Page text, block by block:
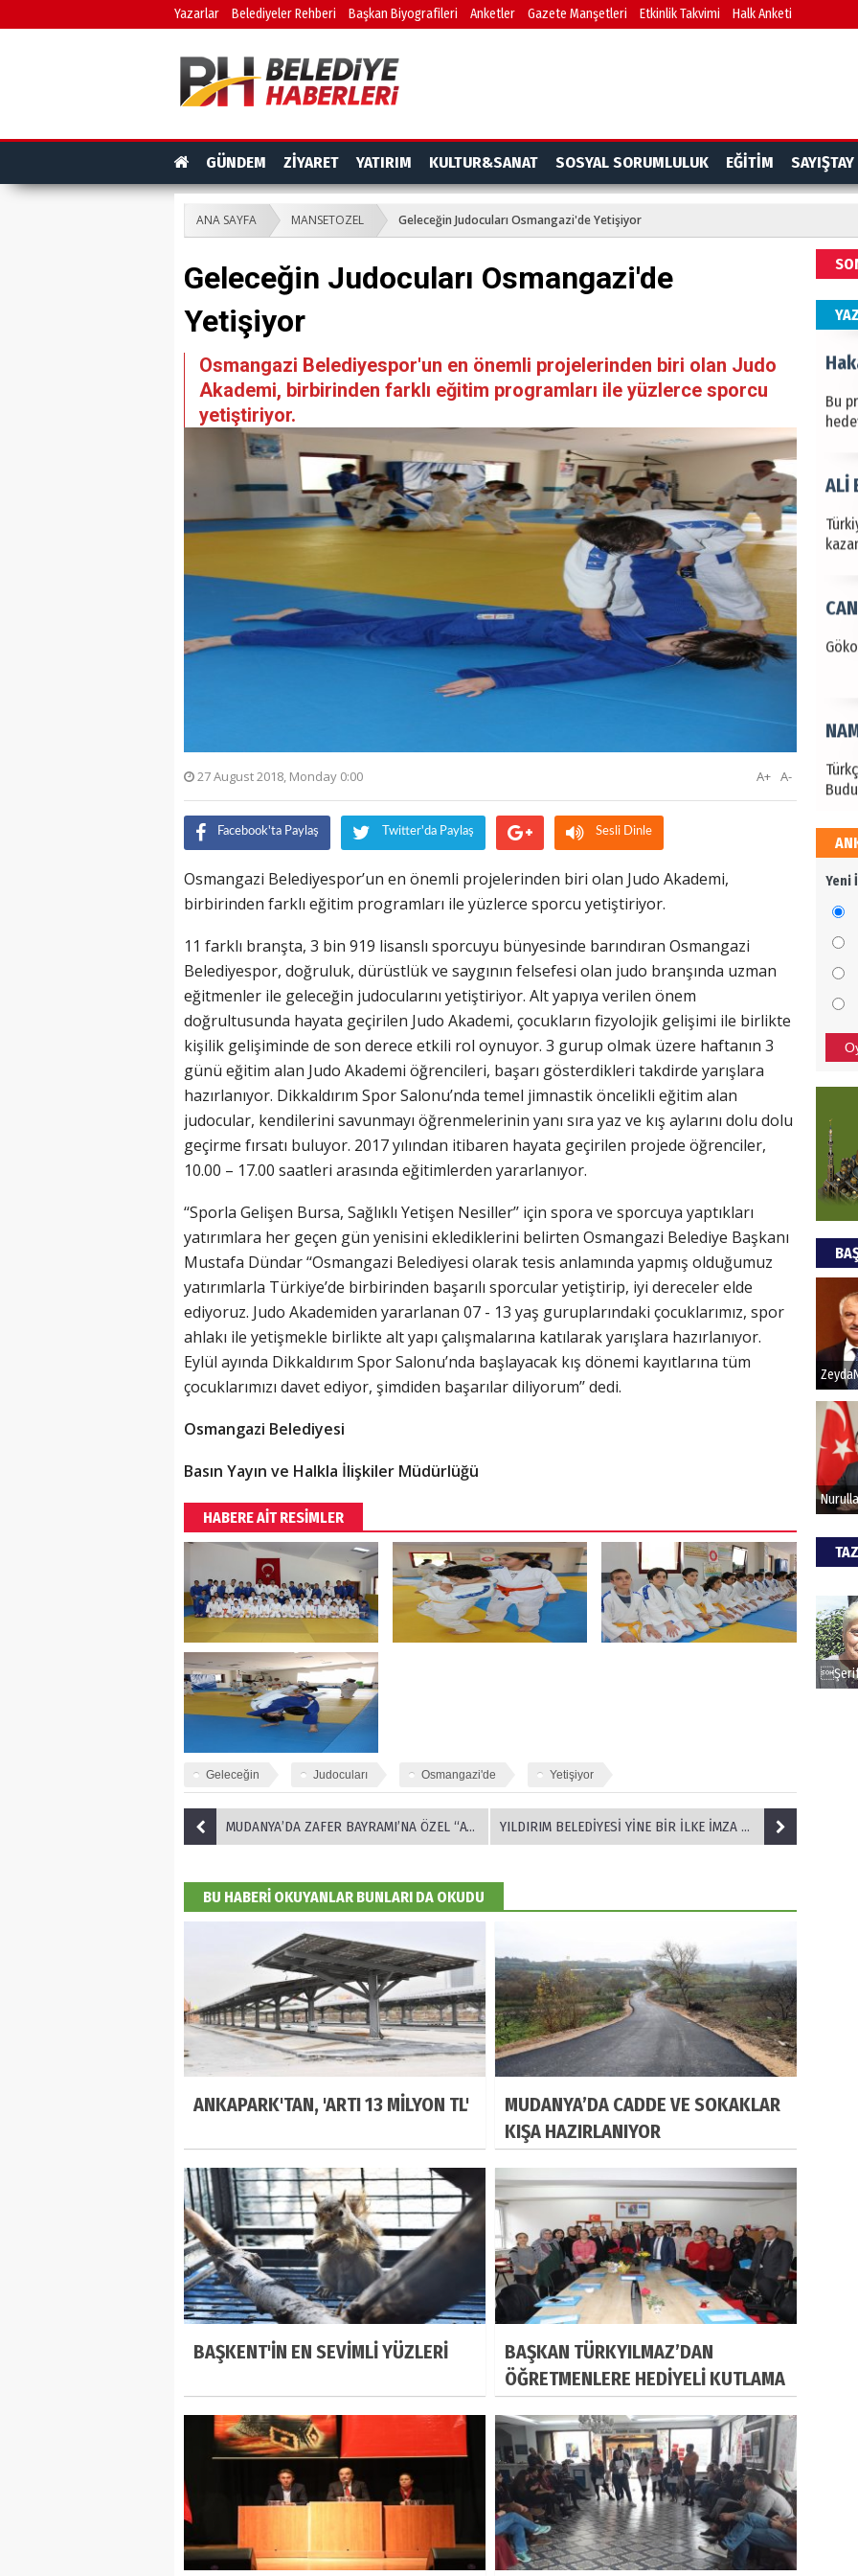
Yazarlar Belediyeler Rehberi Başkan Biyografileri Anketler Gazete Manşetleri Etkinlik Takvimi Halk Anketi
GÜNDEM ZİYARET YATIRIM KULTUR&SANAT SOSYAL SORUMLULUK EĞİTİM SAYIŞTAY
ANA SAYFA MANSETOZEL Geleceğin Judocuları Osmangazi'de Yetişiyor
Geleceğin Judocuları Osmangazi'de
Yetişiyor
Osmangazi Belediyespor'un en önemli projelerinden biri olan Judo
Akademi, birbirinden farklı eğitim programları ile yüzlerce sporcu
yetiştiriyor.
27 August 2018, Monday 0:00 A-
A+
Facebook'ta Paylaş Twitter'da Paylaş Sesli Dinle
Osmangazi Belediyespor’un en önemli projelerinden biri olan Judo Akademi,
birbirinden farklı eğitim programları ile yüzlerce sporcu yetiştiriyor.
11 farklı branşta, 3 bin 919 lisanslı sporcuyu bünyesinde barındıran Osmangazi
Belediyespor, doğruluk, dürüstlük ve saygının felsefesi olan judo branşında uzman
eğitmenler ile geleceğin judocularını yetiştiriyor. Alt yapıya verilen önem
doğrultusunda hayata geçirilen Judo Akademi, çocukların fizyolojik gelişimi ile birlikte
kişilik gelişiminde de son derece etkili rol oynuyor. 3 gurup olmak üzere haftanın 3
günü eğitim alan Judo Akademi öğrencileri, başarı gösterdikleri takdirde yarışlara
hazırlanıyor. Dikkaldırım Spor Salonu’nda temel jimnastik öncelikli eğitim alan
judocular, kendilerini savunmayı öğrenmelerinin yanı sıra yaz ve kış aylarını dolu dolu
geçirme fırsatı buluyor. 2017 yılından itibaren hayata geçirilen projede öğrenciler,
10.00 – 17.00 saatleri arasında eğitimlerden yararlanıyor.
‘‘Sporla Gelişen Bursa, Sağlıklı Yetişen Nesiller’’ için spora ve sporcuya yaptıkları
yatırımlara her geçen gün yenisini eklediklerini belirten Osmangazi Belediye Başkanı
Mustafa Dündar ‘‘Osmangazi Belediyesi olarak tesis anlamında yapmış olduğumuz
yatırımlarla Türkiye’de birbirinden başarılı sporcular yetiştirip, iyi dereceler elde
ediyoruz. Judo Akademiden yararlanan 07 - 13 yaş guruplarındaki çocuklarımız, spor
ahlakı ile yetişmekle birlikte alt yapı çalışmalarına katılarak yarışlara hazırlanıyor.
Eylül ayında Dikkaldırım Spor Salonu’nda başlayacak kış dönemi kayıtlarına tüm
çocuklarımızı davet ediyor, şimdiden başarılar diliyorum’’ dedi.
Osmangazi Belediyesi
Basın Yayın ve Halkla İlişkiler Müdürlüğü
HABERE AİT RESİMLER
Geleceğin Judocuları Osmangazi'de Yetişiyor
MUDANYA’DA ZAFER BAYRAMI’NA ÖZEL “ATATÜRK” TEMALI SERGİ YILDIRIM BELEDİYESİ YİNE BİR İLKE İMZA ATTI
BU HABERİ OKUYANLAR BUNLARI DA OKUDU
ANKAPARK'TAN, 'ARTI 13 MİLYON TL'
MUDANYA’DA CADDE VE SOKAKLAR
KIŞA HAZIRLANIYOR
BAŞKENT'İN EN SEVİMLİ YÜZLERİ
BAŞKAN TÜRKYILMAZ’DAN
ÖĞRETMENLERE HEDİYELİ KUTLAMA
Bu
ALİ
Bu
Yeni